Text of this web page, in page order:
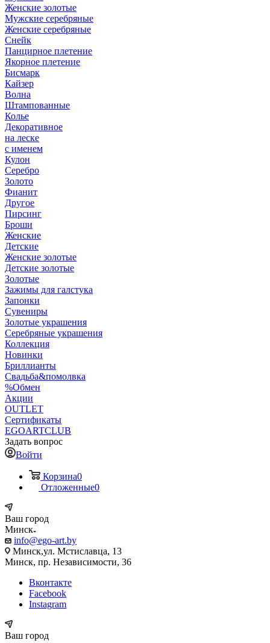
Женские золотые
Мужские серебряные
Женские серебряные
Снейк
Панцирное плетение
Якорное плетение
Бисмарк
Кайзер
Волна
Штампованные
Колье
Декоративное
на леске
с именем
Кулон
Серебро
Золото
Фианит
Другое
Пирсинг
Броши
Женские
Детские
Женские золотые
Детские золотые
Золотые
Зажимы для галстука
Запонки
Сувениры
Золотые украшения
Серебряные украшения
Коллекция
Новинки
Бриллианты
Свадьба&помолвка
%Обмен
Акции
OUTLET
Сертификаты
EGOARTCLUB
Задать вопрос
Войти
Корзина0
Отложенные0
Ваш город
Минск
info@ego-art.by
Минск,ул. Мстиславца, 13
Минск, пр. Независимости, 36
Вконтакте
Facebook
Instagram
Ваш город